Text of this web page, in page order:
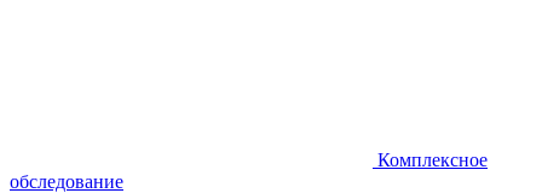
Комплексное
обследование